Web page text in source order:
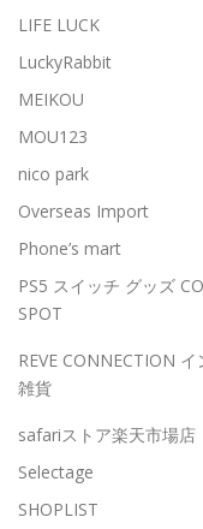
LIFE LUCK
LuckyRabbit
MEIKOU
MOU123
nico park
Overseas Import
Phone’s mart
PS5 スイッチ グッズ
SPOT
REVE CONNECTION
雑貨
safariストア楽天市場店
Selectage
SHOPLIST